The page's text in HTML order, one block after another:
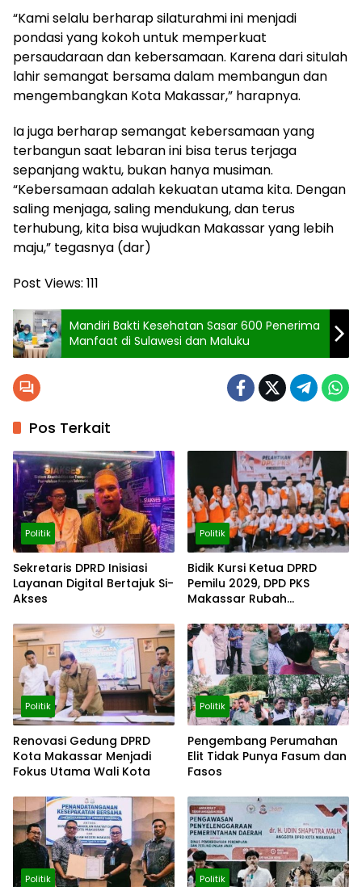
“Kami selalu berharap silaturahmi ini menjadi
pondasi yang kokoh untuk memperkuat
persaudaraan dan kebersamaan. Karena dari situlah
lahir semangat bersama dalam membangun dan
mengembangkan Kota Makassar,” harapnya.
Ia juga berharap semangat kebersamaan yang
terbangun saat lebaran ini bisa terus terjaga
sepanjang waktu, bukan hanya musiman.
“Kebersamaan adalah kekuatan utama kita. Dengan
saling menjaga, saling mendukung, dan terus
terhubung, kita bisa wujudkan Makassar yang lebih
maju,” tegasnya (dar)
Post Views: 111
Mandiri Bakti Kesehatan Sasar 600 Penerima
Manfaat di Sulawesi dan Maluku
Pos Terkait
Politik
Sekretaris DPRD Inisiasi
Layanan Digital Bertajuk Si-
Akses
Politik
Bidik Kursi Ketua DPRD
Pemilu 2029, DPD PKS
Makassar Rubah
Politik
Renovasi Gedung DPRD
Kota Makassar Menjadi
Fokus Utama Wali Kota
Politik
Pengembang Perumahan
Elit Tidak Punya Fasum dan
Fasos
Politik Politik